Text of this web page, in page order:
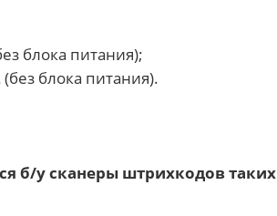
блока питания);
(без блока питания).
б/у сканеры штрихкодов таких